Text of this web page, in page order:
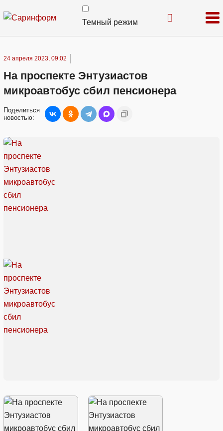
Темный режим
24 апреля 2023, 09:02
На проспекте Энтузиастов
микроавтобус сбил пенсионера
Поделиться
новостью: